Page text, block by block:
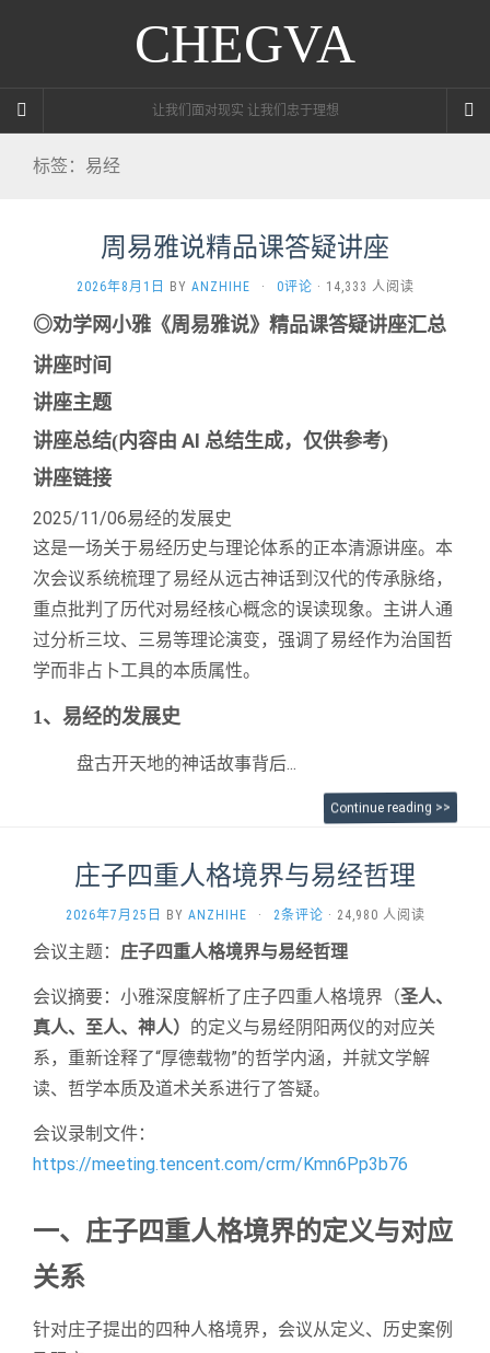
CHEGVA
让我们面对现实 让我们忠于理想
标签：易经
周易雅说精品课答疑讲座
2026年8月1日 BY ANZHIHE · 0评论 · 14,333 人阅读
◎劝学网小雅《周易雅说》精品课答疑讲座汇总
讲座时间
讲座主题
讲座总结(内容由 AI 总结生成，仅供参考)
讲座链接
2025/11/06易经的发展史
这是一场关于易经历史与理论体系的正本清源讲座。本
次会议系统梳理了易经从远古神话到汉代的传承脉络，
重点批判了历代对易经核心概念的误读现象。主讲人通
过分析三坟、三易等理论演变，强调了易经作为治国哲
学而非占卜工具的本质属性。
1、易经的发展史
盘古开天地的神话故事背后...
Continue reading >>
庄子四重人格境界与易经哲理
2026年7月25日 BY ANZHIHE · 2条评论 · 24,980 人阅读
会议主题： 庄子四重人格境界与易经哲理
会议摘要：小雅深度解析了庄子四重人格境界（圣人、
真人、至人、神人） 的定义与易经阴阳两仪的对应关
系，重新诠释了“厚德载物”的哲学内涵，并就文学解
读、哲学本质及道术关系进行了答疑。
会议录制文件：
https://meeting.tencent.com/crm/Kmn6Pp3b76
一、庄子四重人格境界的定义与对应
关系
针对庄子提出的四种人格境界，会议从定义、历史案例